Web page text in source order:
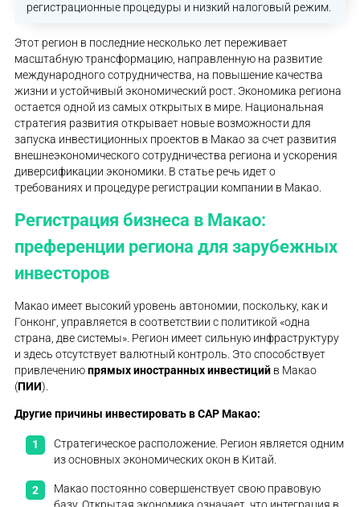
регистрационные процедуры и низкий налоговый режим.
Этот регион в последние несколько лет переживает
масштабную трансформацию, направленную на развитие
международного сотрудничества, на повышение качества
жизни и устойчивый экономический рост. Экономика региона
остается одной из самых открытых в мире. Национальная
стратегия развития открывает новые возможности для
запуска инвестиционных проектов в Макао за счет развития
внешнеэкономического сотрудничества региона и ускорения
диверсификации экономики. В статье речь идет о
требованиях и процедуре регистрации компании в Макао.
Регистрация бизнеса в Макао:
преференции региона для зарубежных
инвесторов
Макао имеет высокий уровень автономии, поскольку, как и
Гонконг, управляется в соответствии с политикой «одна
страна, две системы». Регион имеет сильную инфраструктуру
и здесь отсутствует валютный контроль. Это способствует
привлечениюпрямых иностранных инвестиций в Макао
(ПИИ).
Другие причиныинвестировать в CAP Макао:
Стратегическое расположение. Регион является одним
из основных экономических окон в Китай.
Макао постоянно совершенствует свою правовую